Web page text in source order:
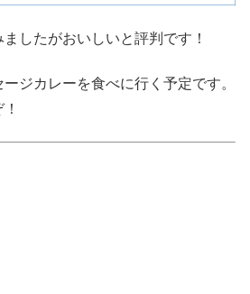
したがおいしいと評判です！
ジカレーを食べに行く予定です。